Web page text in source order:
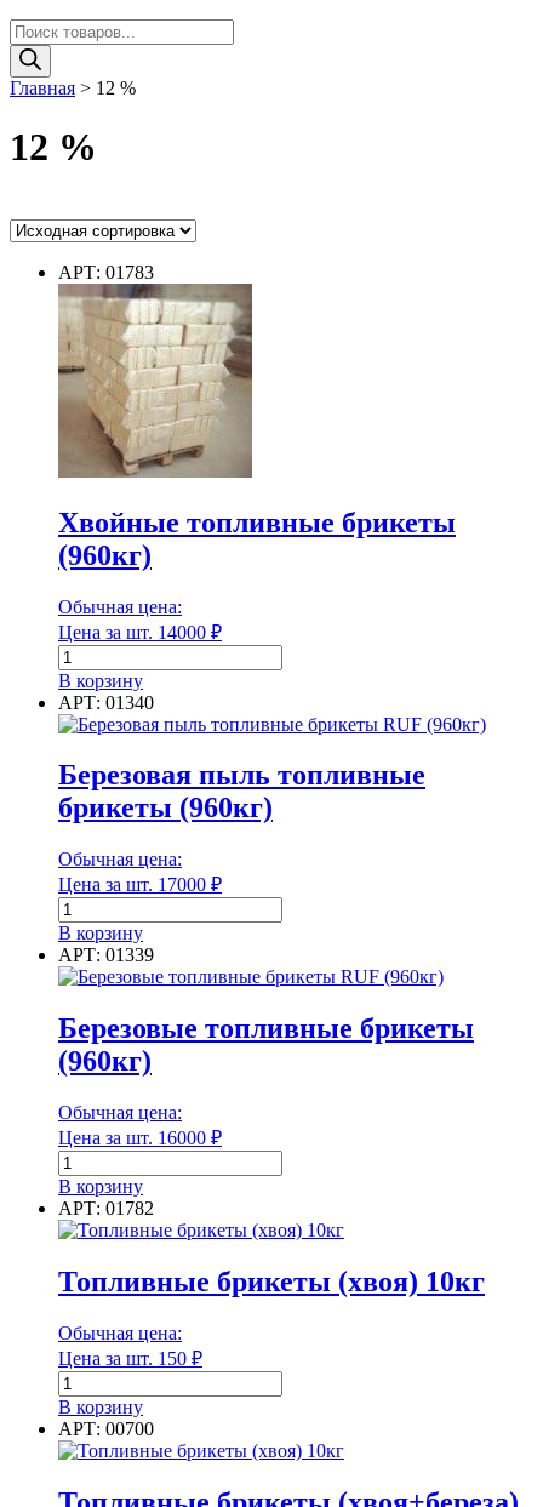
Поиск
товаров
Главная > 12 %
12 %
Ценовой фильтр
Цвет
Диаметр
Диаметр наружный
Диаметр наружный
Диаметр внутренний
Длина
Единица измерения
Единица измерения
Форма
Форма
Группа горючести
АРТ: 01783
Хвойные топливные брикеты
(960кг)
Обычная цена:
Цена за шт. 14000 ₽
Количество
товара
Хвойные
топливные
брикеты
(960кг)
В корзину
АРТ: 01340
Березовая пыль топливные
брикеты (960кг)
Обычная цена:
Цена за шт. 17000 ₽
Количество
товара
Березовая
пыль
топливные
брикеты
(960кг)
В корзину
АРТ: 01339
Березовые топливные брикеты
(960кг)
Обычная цена:
Цена за шт. 16000 ₽
Количество
товара
Березовые
топливные
(960кг)
В корзину
АРТ: 01782
Топливные брикеты (хвоя) 10кг
Обычная цена:
Цена за шт. 150 ₽
Количество
товара
Топливные
брикеты
10кг
В корзину
АРТ: 00700